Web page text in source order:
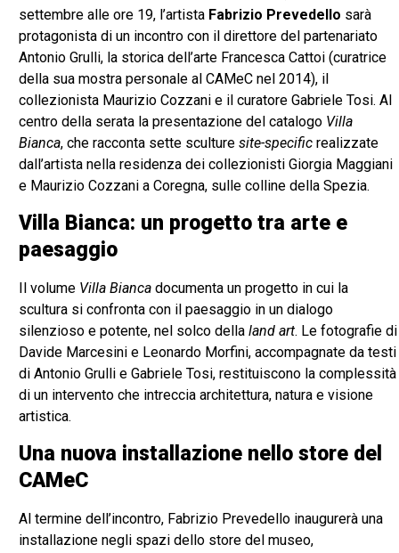
settembre alle ore 19, l’artista Fabrizio Prevedello sarà
protagonista di un incontro con il direttore del partenariato
Antonio Grulli, la storica dell’arte Francesca Cattoi (curatrice
della sua mostra personale al CAMeC nel 2014), il
collezionista Maurizio Cozzani e il curatore Gabriele Tosi. Al
centro della serata la presentazione del catalogo Villa
Bianca, che racconta sette sculture site-specificrealizzate
dall’artista nella residenza dei collezionisti Giorgia Maggiani
e Maurizio Cozzani a Coregna, sulle colline della Spezia.
Villa Bianca: un progetto tra arte e
paesaggio
Il volume Villa Biancadocumenta un progetto in cui la
scultura si confronta con il paesaggio in un dialogo
silenzioso e potente, nel solco della land art. Le fotografie di
Davide Marcesini e Leonardo Morfini, accompagnate da testi
di Antonio Grulli e Gabriele Tosi, restituiscono la complessità
di un intervento che intreccia architettura, natura e visione
artistica.
Una nuova installazione nello store del
CAMeC
Al termine dell’incontro, Fabrizio Prevedello inaugurerà una
installazione negli spazi dello store del museo,